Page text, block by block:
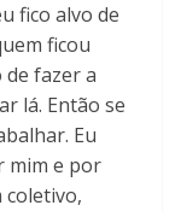
fico alvo de
ficou
de fazer a
lá. Então se
Eu
mim e por
coletivo,